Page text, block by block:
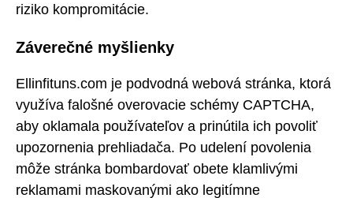
riziko kompromitácie.
Záverečné myšlienky
Ellinfituns.com je podvodná webová stránka, ktorá
využíva falošné overovacie schémy CAPTCHA,
aby oklamala používateľov a prinútila ich povoliť
upozornenia prehliadača. Po udelení povolenia
môže stránka bombardovať obete klamlivými
reklamami maskovanými ako legitímne